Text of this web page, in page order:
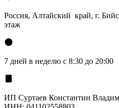
Россия, Алтайский край, г.
этаж
7 дней в неделю с 8:30 до 20:00
ИП Суртаев Константин